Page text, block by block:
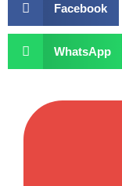
Facebook
WhatsApp